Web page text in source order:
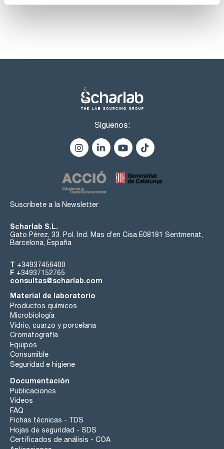
Síguenos:
Suscríbete a la Newsletter
Scharlab S.L.
Gato Pérez, 33. Pol. Ind. Mas d’en Cisa E08181 Sentmenat,
Barcelona, España
T +34937456400
F +34937152765
consultas@scharlab.com
Material de laboratorio
Productos químicos
Microbiología
Vidrio, cuarzo y porcelana
Cromatografía
Equipos
Consumible
Seguridad e higiene
Documentación
Publicaciones
Videos
FAQ
Fichas técnicas - TDS
Hojas de seguridad - SDS
Certificados de análisis - COA